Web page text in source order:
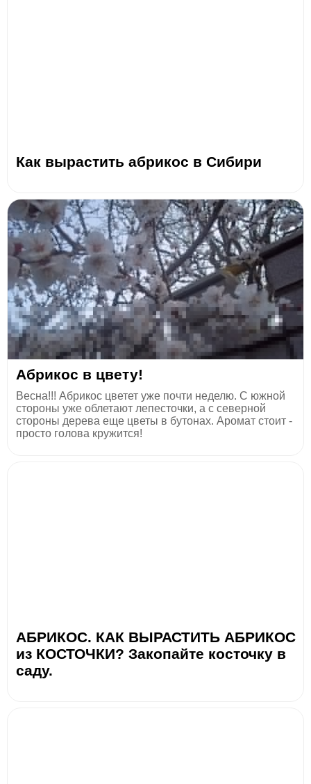
Как вырастить абрикос в Сибири
Абрикос в цвету!
Весна!!! Абрикос цветет уже почти неделю. С южной
стороны уже облетают лепесточки, а с северной
стороны дерева еще цветы в бутонах. Аромат стоит -
просто голова кружится!
АБРИКОС. КАК ВЫРАСТИТЬ АБРИКОС
из КОСТОЧКИ? Закопайте косточку в
саду.